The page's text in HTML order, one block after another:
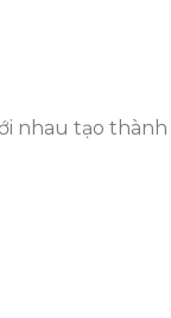
nhau tạo thành